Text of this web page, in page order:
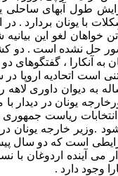
با یونان بردارد . در
خواهان لغو این
حل نشده است . دو کشور
به آنکارا ، گفتگوهای
به دیوان داوری لاهه
یونان در دیدار
انتخابات ریاست
.وزیر خارجه یونان
است که دو سال پیش
می آینده اردوغان
وجود دارد .